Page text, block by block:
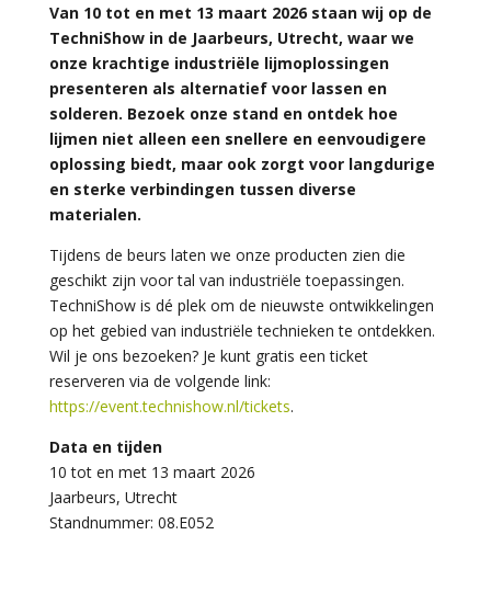
Van 10 tot en met 13 maart 2026 staan wij op de
TechniShow in de Jaarbeurs, Utrecht, waar we
onze krachtige industriële lijmoplossingen
presenteren als alternatief voor lassen en
solderen. Bezoek onze stand en ontdek hoe
lijmen niet alleen een snellere en eenvoudigere
oplossing biedt, maar ook zorgt voor langdurige
en sterke verbindingen tussen diverse
materialen.
Tijdens de beurs laten we onze producten zien die
geschikt zijn voor tal van industriële toepassingen.
TechniShow is dé plek om de nieuwste ontwikkelingen
op het gebied van industriële technieken te ontdekken.
Wil je ons bezoeken? Je kunt gratis een ticket
reserveren via de volgende link:
https://event.technishow.nl/tickets.
Data en tijden
10 tot en met 13 maart 2026
Jaarbeurs, Utrecht
Standnummer: 08.E052